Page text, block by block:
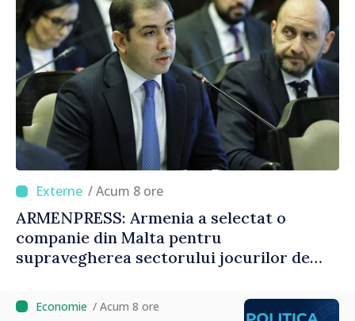
/ Acum 8 ore
ARMENPRESS: Armenia a selectat o
companie din Malta pentru
supravegherea sectorului jocurilor de
/ Acum 8 ore